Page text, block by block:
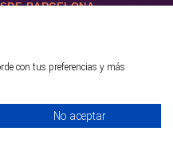
SATOORDAY
BARCELONA
con tus preferencias y más
No aceptar